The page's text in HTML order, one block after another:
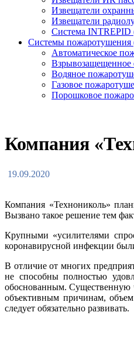
Извещатели
Извещатели
Система INTREPID
Системы пожаротушения
Автоматическое
Взрывозащещенное
Водяное
Газовое
Порошковое
Компания
19.09.2020
Компания «Технониколь»
Вызвано такое решение тем
Крупными «усилителями
коронавирусной инфекции
В отличие от многих
не способны полностью
обоснованным. Существенную
объективным причинам,
следует обязательно развивать.